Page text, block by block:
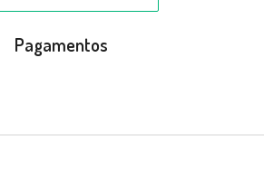
Pagamentos